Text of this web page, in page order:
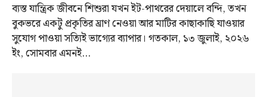
ব্যস্ত যান্ত্রিক জীবনে শিশুরা যখন ইট-পাথরের দেয়ালে বন্দি, তখন
বুকভরে একটু প্রকৃতির ঘ্রাণ নেওয়া আর মাটির কাছাকাছি যাওয়ার
সুযোগ পাওয়া সত্যিই ভাগ্যের ব্যাপার। গতকাল, ১৩ জুলাই, ২০২৬
ইং, সোমবার এমনই…